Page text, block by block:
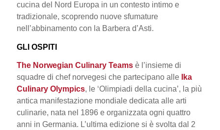
cucina del Nord Europa in un contesto intimo e
tradizionale, scoprendo nuove sfumature
nell’abbinamento con la Barbera d’Asti.
GLI OSPITI
The Norwegian Culinary Teamsè l’insieme di
squadre di chef norvegesi che partecipano alle
Ika
Culinary Olympics, le ‘Olimpiadi della cucina’, la più
antica manifestazione mondiale dedicata alle arti
culinarie, nata nel 1896 e organizzata ogni quattro
anni in Germania. L’ultima edizione si è svolta dal 2